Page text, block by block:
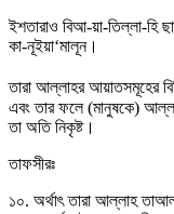
ইশতারাও বিআ-য়া-তিল্লা-হি
কা-নূইয়া‘মালূন।
তারা আল্লাহর আয়াতসমূহের
এবং তার ফলে (মানুষকে)
তা অতি নিকৃষ্ট।
তাফসীরঃ
১০. অর্থাৎ তারা আল্লাহ